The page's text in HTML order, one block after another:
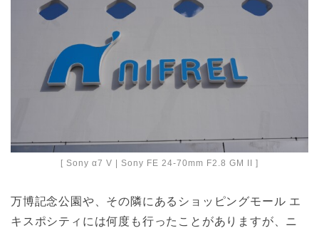
[ Sony α7 V | Sony FE 24-70mm F2.8 GM II ]
万博記念公園や、その隣にあるショッピングモール エ
キスポシティには何度も行ったことがありますが、ニ